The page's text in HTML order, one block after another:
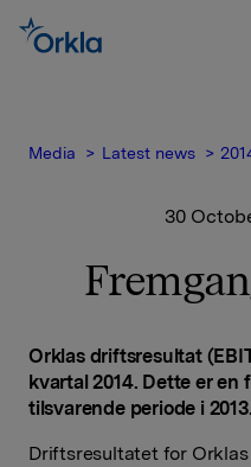
Media Latest news
30
Orklas driftsresultat
kvartal 2014. Dette er en
tilsvarende periode i 2013.
Driftsresultatet for